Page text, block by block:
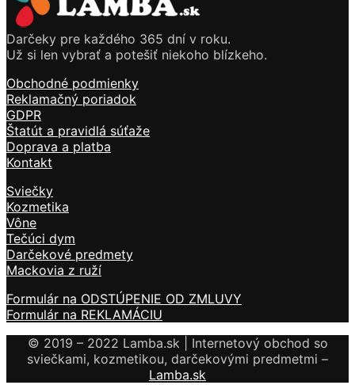
Darčeky pre každého 365 dní v roku.
Už si len vybrať a potešiť niekoho blízkeho.
Obchodné podmienky
Reklamačný poriadok
GDPR
Štatút a pravidlá súťaže
Doprava a platba
Kontakt
Sviečky
Kozmetika
Vône
Tečúci dym
Darčekové predmety
Mackovia z ruží
Formulár na ODSTÚPENIE OD ZMLUVY
Formulár na REKLAMÁCIU
© 2019 – 2022 Lamba.sk | Internetový obchod so
sviečkami, kozmetikou, darčekovými predmetmi –
Lamba.sk